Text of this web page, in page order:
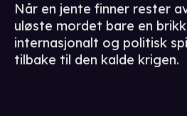
Når en jente finner rester
uløste mordet bare en
internasjonalt og politisk
tilbake til den kalde krigen.